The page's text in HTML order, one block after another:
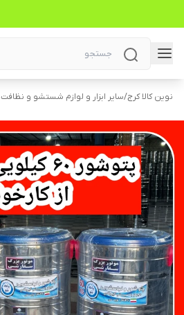
نوین کالا کرج/سایر ابزار و لوازم شستشو و نظافت